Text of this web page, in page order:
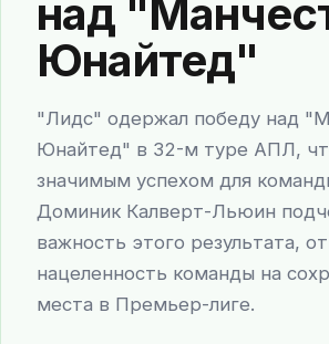
над
Юнайтед"
"Лидс" одержал победу над
Юнайтед" в 32-м туре АПЛ,
значимым успехом для
Доминик Калверт-Льюин
важность этого результата,
нацеленность команды на
места в Премьер-лиге.